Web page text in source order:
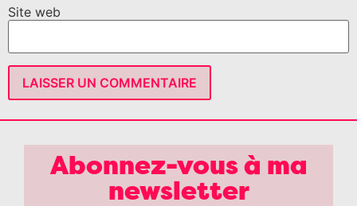
Site web
Abonnez-vous à ma
newsletter